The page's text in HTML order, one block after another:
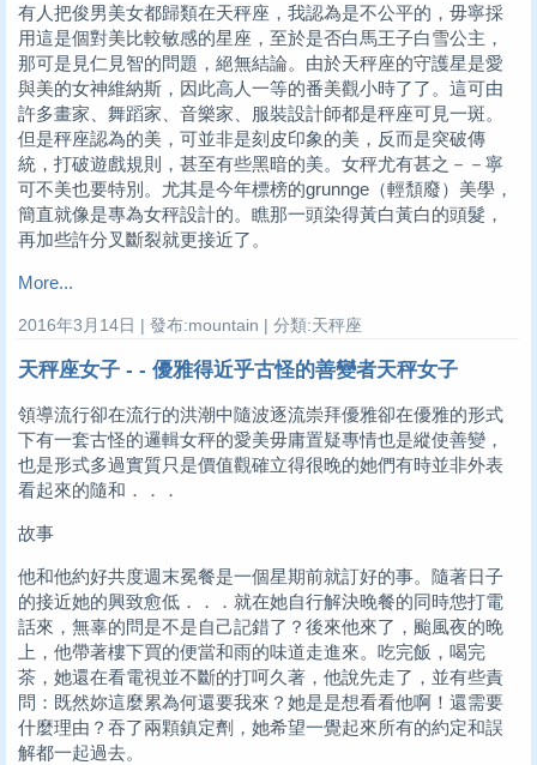
有人把俊男美女都歸類在天秤座，我認為是不公平的，毋寧採
用這是個對美比較敏感的星座，至於是否白馬王子白雪公主，
那可是見仁見智的問題，絕無結論。由於天秤座的守護星是愛
與美的女神維納斯，因此高人一等的番美觀小時了了。這可由
許多畫家、舞蹈家、音樂家、服裝設計師都是秤座可見一斑。
但是秤座認為的美，可並非是刻皮印象的美，反而是突破傳
統，打破遊戲規則，甚至有些黑暗的美。女秤尤有甚之－－寧
可不美也要特別。尤其是今年標榜的grunnge（輕頹廢）美學，
簡直就像是專為女秤設計的。瞧那一頭染得黃白黃白的頭髮，
再加些許分叉斷裂就更接近了。
More...
2016年3月14日 | 發布:mountain | 分類:天秤座
天秤座女子 - - 優雅得近乎古怪的善變者天秤女子
領導流行卻在流行的洪潮中隨波逐流崇拜優雅卻在優雅的形式
下有一套古怪的邏輯女秤的愛美毋庸置疑專情也是縱使善變，
也是形式多過實質只是價值觀確立得很晚的她們有時並非外表
看起來的隨和．．．
故事
他和他約好共度週末冕餐是一個星期前就訂好的事。隨著日子
的接近她的興致愈低．．．就在她自行解決晚餐的同時怹打電
話來，無辜的問是不是自己記錯了？後來他來了，颱風夜的晚
上，他帶著樓下買的便當和雨的味道走進來。吃完飯，喝完
茶，她還在看電視並不斷的打呵久著，他說先走了，並有些責
問：既然妳這麼累為何還要我來？她是是想看看他啊！還需要
什麼理由？吞了兩顆鎮定劑，她希望一覺起來所有的約定和誤
解都一起過去。